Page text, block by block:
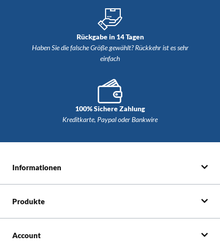
Rückgabe in 14 Tagen
Haben Sie die falsche Größe gewählt? Rückkehr ist es sehr
einfach
100% Sichere Zahlung
Kreditkarte, Paypal oder Bankwire
Informationen
Produkte
Account